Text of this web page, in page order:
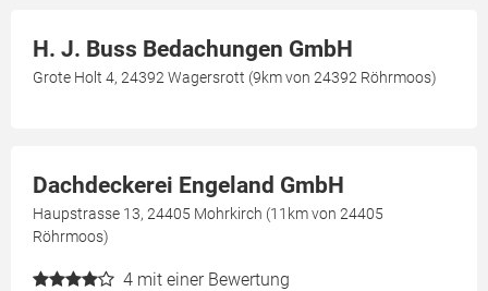
H. J. Buss Bedachungen GmbH
Grote Holt 4, 24392 Wagersrott (9km von 24392 Röhrmoos)
Dachdeckerei Engeland GmbH
Haupstrasse 13, 24405 Mohrkirch (11km von 24405
Röhrmoos)
4 mit einer Bewertung